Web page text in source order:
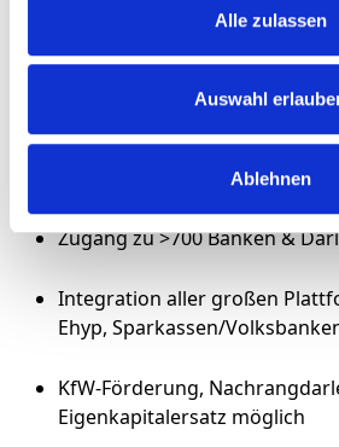
Alle zulassen
Auswahl
Ablehnen
Kapitalanlagerechner
Immobilien-
Produktvielfalt & starke
Zugang zu >700 Banken &
Integration aller großen
Ehyp, Sparkassen/
KfW-Förderung,
Eigenkapitalersatz möglich